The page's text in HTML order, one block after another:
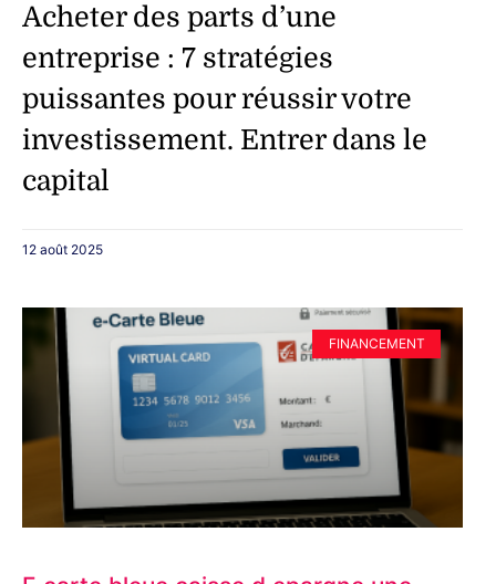
Acheter des parts d’une
entreprise : 7 stratégies
puissantes pour réussir votre
investissement. Entrer dans le
capital
12 août 2025
FINANCEMENT